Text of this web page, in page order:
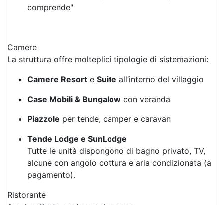
Transfer Aeroporto-Hotel-Aeroporto
Eventuale tassa di soggiorno applicata in loco
Tutto quanto non specificato ne "La quota
La struttura offre molteplici tipologie di sistemazioni:
Camere Resort eSuiteall’interno del villaggio
Case Mobili & Bungalowcon veranda
Piazzoleper tende, camper e caravan
Tende Lodge e SunLodge